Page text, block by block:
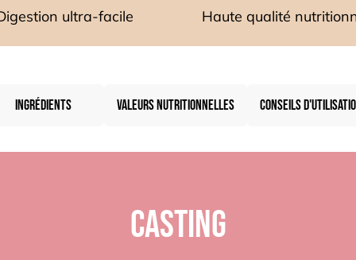
ultra-facile Haute qualité
INGRÉDIENTS VALEURS NUTRITIONNELLES CONSEILS
Casting